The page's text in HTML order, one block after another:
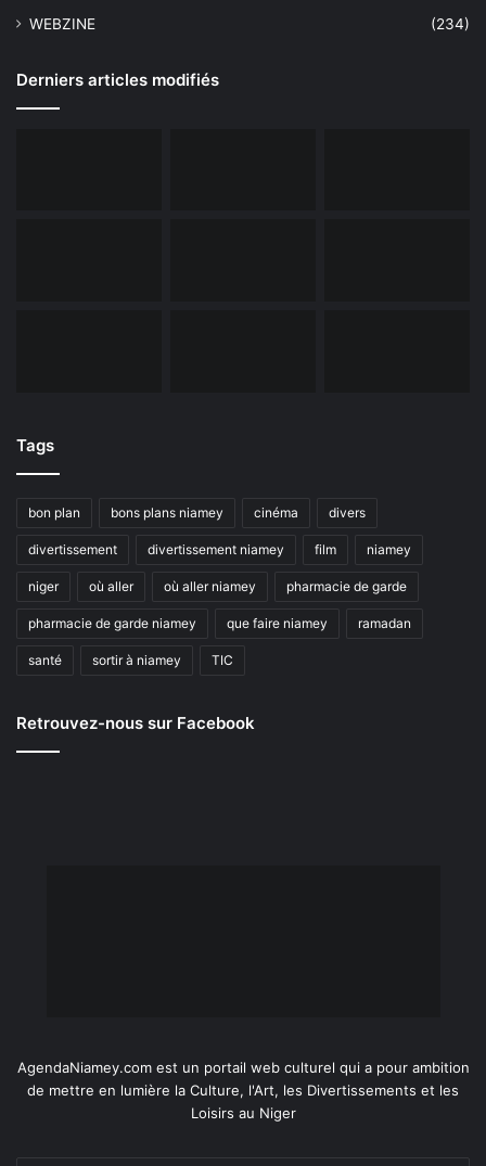
WEBZINE
(234)
Derniers articles modifiés
Tags
bon plan bons plans niamey cinéma divers
divertissement divertissement niamey film niamey
niger où aller où aller niamey pharmacie de garde
pharmacie de garde niamey que faire niamey ramadan
santé sortir à niamey TIC
Retrouvez-nous sur Facebook
AgendaNiamey.com est un portail web culturel qui a pour ambition
de mettre en lumière la Culture, l'Art, les Divertissements et les
Loisirs au Niger